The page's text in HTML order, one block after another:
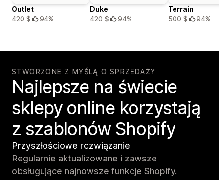
Outlet
420 $
94%
Duke
420 $
94%
Terrain
500 $
94%
STWORZONE Z MYŚLĄ O SPRZEDAŻY
Najlepsze na świecie
sklepy online korzystają
z szablonów Shopify
Przyszłościowe rozwiązanie
Regularnie aktualizowane i zawsze
obsługujące najnowsze funkcje Shopify.